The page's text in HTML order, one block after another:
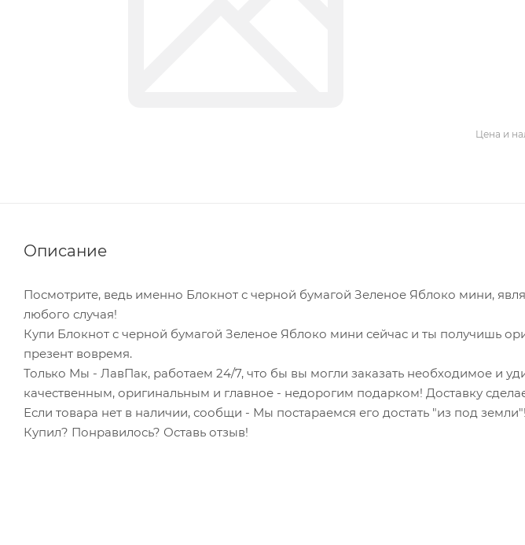
Цена и
Описание
Посмотрите, ведь именно Блокнот с черной бумагой Зеленое Яблоко мини,
любого случая!
Купи Блокнот с черной бумагой Зеленое Яблоко мини сейчас и ты получишь
презент вовремя.
Только Мы - ЛавПак, работаем 24/7, что бы вы могли заказать необходимое и
качественным, оригинальным и главное - недорогим подарком! Доставку
Если товара нет в наличии, сообщи - Мы постараемся его достать "из под
Купил? Понравилось? Оставь отзыв!